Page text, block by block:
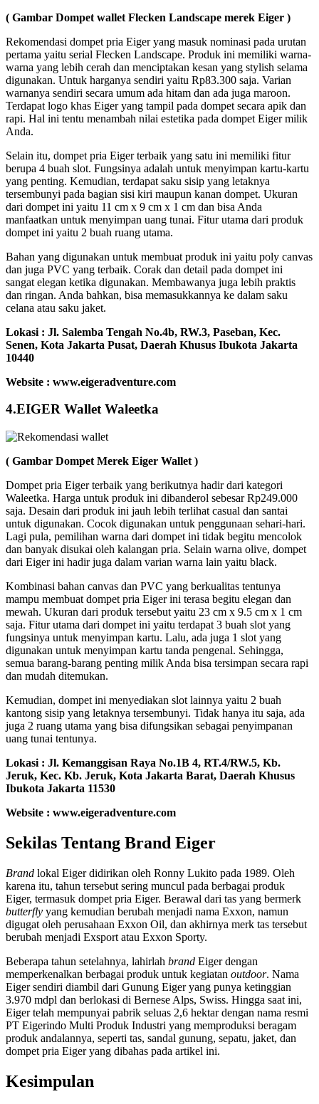
( Gambar Dompet wallet Flecken Landscape merek Eiger )
Rekomendasi dompet pria Eiger yang masuk nominasi pada urutan
pertama yaitu serial Flecken Landscape. Produk ini memiliki warna-
warna yang lebih cerah dan menciptakan kesan yang stylish selama
digunakan. Untuk harganya sendiri yaitu Rp83.300 saja. Varian
warnanya sendiri secara umum ada hitam dan ada juga maroon.
Terdapat logo khas Eiger yang tampil pada dompet secara apik dan
rapi. Hal ini tentu menambah nilai estetika pada dompet Eiger milik
Anda.
Selain itu, dompet pria Eiger terbaik yang satu ini memiliki fitur
berupa 4 buah slot. Fungsinya adalah untuk menyimpan kartu-kartu
yang penting. Kemudian, terdapat saku sisip yang letaknya
tersembunyi pada bagian sisi kiri maupun kanan dompet. Ukuran
dari dompet ini yaitu 11 cm x 9 cm x 1 cm dan bisa Anda
manfaatkan untuk menyimpan uang tunai. Fitur utama dari produk
dompet ini yaitu 2 buah ruang utama.
Bahan yang digunakan untuk membuat produk ini yaitu poly canvas
dan juga PVC yang terbaik. Corak dan detail pada dompet ini
sangat elegan ketika digunakan. Membawanya juga lebih praktis
dan ringan. Anda bahkan, bisa memasukkannya ke dalam saku
celana atau saku jaket.
Lokasi : Jl. Salemba Tengah No.4b, RW.3, Paseban, Kec.
Senen, Kota Jakarta Pusat, Daerah Khusus Ibukota Jakarta
10440
Website : www.eigeradventure.com
4.EIGER Wallet Waleetka
( Gambar Dompet Merek Eiger Wallet )
Dompet pria Eiger terbaik yang berikutnya hadir dari kategori
Waleetka. Harga untuk produk ini dibanderol sebesar Rp249.000
saja. Desain dari produk ini jauh lebih terlihat casual dan santai
untuk digunakan. Cocok digunakan untuk penggunaan sehari-hari.
Lagi pula, pemilihan warna dari dompet ini tidak begitu mencolok
dan banyak disukai oleh kalangan pria. Selain warna olive, dompet
dari Eiger ini hadir juga dalam varian warna lain yaitu black.
Kombinasi bahan canvas dan PVC yang berkualitas tentunya
mampu membuat dompet pria Eiger ini terasa begitu elegan dan
mewah. Ukuran dari produk tersebut yaitu 23 cm x 9.5 cm x 1 cm
saja. Fitur utama dari dompet ini yaitu terdapat 3 buah slot yang
fungsinya untuk menyimpan kartu. Lalu, ada juga 1 slot yang
digunakan untuk menyimpan kartu tanda pengenal. Sehingga,
semua barang-barang penting milik Anda bisa tersimpan secara rapi
dan mudah ditemukan.
Kemudian, dompet ini menyediakan slot lainnya yaitu 2 buah
kantong sisip yang letaknya tersembunyi. Tidak hanya itu saja, ada
juga 2 ruang utama yang bisa difungsikan sebagai penyimpanan
uang tunai tentunya.
Lokasi : Jl. Kemanggisan Raya No.1B 4, RT.4/RW.5, Kb.
Jeruk, Kec. Kb. Jeruk, Kota Jakarta Barat, Daerah Khusus
Ibukota Jakarta 11530
Website : www.eigeradventure.com
Sekilas Tentang Brand Eiger
Brand lokal Eiger didirikan oleh Ronny Lukito pada 1989. Oleh
karena itu, tahun tersebut sering muncul pada berbagai produk
Eiger, termasuk dompet pria Eiger. Berawal dari tas yang bermerk
butterfly yang kemudian berubah menjadi nama Exxon, namun
digugat oleh perusahaan Exxon Oil, dan akhirnya merk tas tersebut
berubah menjadi Exsport atau Exxon Sporty.
Beberapa tahun setelahnya, lahirlah brand Eiger dengan
memperkenalkan berbagai produk untuk kegiatan outdoor. Nama
Eiger sendiri diambil dari Gunung Eiger yang punya ketinggian
3.970 mdpl dan berlokasi di Bernese Alps, Swiss. Hingga saat ini,
Eiger telah mempunyai pabrik seluas 2,6 hektar dengan nama resmi
PT Eigerindo Multi Produk Industri yang memproduksi beragam
produk andalannya, seperti tas, sandal gunung, sepatu, jaket, dan
dompet pria Eiger yang dibahas pada artikel ini.
Kesimpulan